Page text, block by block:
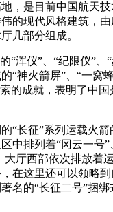
是目前中国航天技
的现代风格建筑，
几部分组成。
仪”、“纪限仪”、“
“神火箭屏”、“一窝
的成就，表明了中
长征”系列运载火箭
中排列着“冈云一号”
大厅西部依次排放着
在这里还可以领略
名的“长征二号”捆